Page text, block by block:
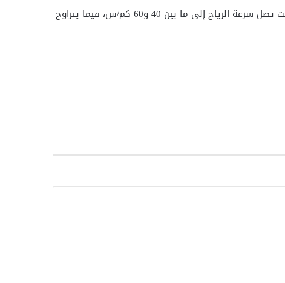
أما بالنسبة لحالة البحر، فقد أوضحت الأرصاد أن هناك اضطرابًا في حركة الملاحة البحرية على البحر الأحمر وخليج السويس، حيث تصل سرعة الرياح إلى ما بين 40 و60 كم/س، فيما يتراوح